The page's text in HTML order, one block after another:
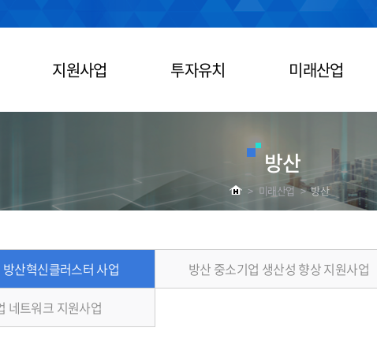
지원사업 투자유치 미래산업
방산
> 미래산업 > 방산
산혁신클러스터 사업 방산 중소기업 생산성 향상 지원사업
네트워크 지원사업